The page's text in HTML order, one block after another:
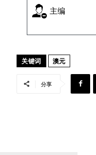
主编
关键词 澳元
分享